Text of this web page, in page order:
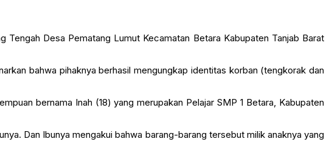
Desa Pematang Lumut Kecamatan Betara Kabupaten Tanjab Barat
bahwa pihaknya berhasil mengungkap identitas korban (tengkorak dan
bernama Inah (18) yang merupakan Pelajar SMP 1 Betara, Kabupaten
Dan Ibunya mengakui bahwa barang-barang tersebut milik anaknya yang